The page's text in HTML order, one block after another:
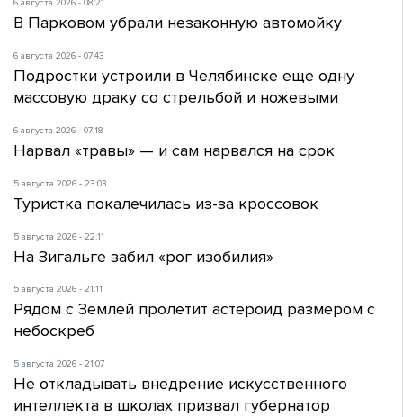
6 августа 2026 - 08:21
В Парковом убрали незаконную автомойку
6 августа 2026 - 07:43
Подростки устроили в Челябинске еще одну
массовую драку со стрельбой и ножевыми
6 августа 2026 - 07:18
Нарвал «травы» — и сам нарвался на срок
5 августа 2026 - 23:03
Туристка покалечилась из-за кроссовок
5 августа 2026 - 22:11
На Зигальге забил «рог изобилия»
5 августа 2026 - 21:11
Рядом с Землей пролетит астероид размером с
небоскреб
5 августа 2026 - 21:07
Не откладывать внедрение искусственного
интеллекта в школах призвал губернатор